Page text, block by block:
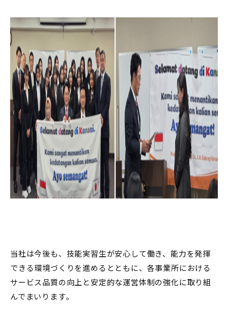
当社は今後も、技能実習生が安心して働き、能力を発揮
できる環境づくりを進めるとともに、各事業所における
サービス品質の向上と安定的な運営体制の強化に取り組
んでまいります。